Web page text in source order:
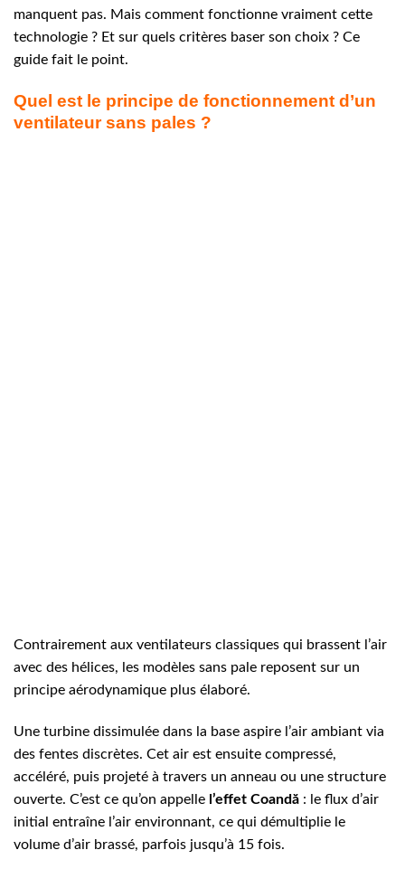
manquent pas. Mais comment fonctionne vraiment cette
technologie ? Et sur quels critères baser son choix ? Ce
guide fait le point.
Quel est le principe de fonctionnement d’un
ventilateur sans pales ?
Contrairement aux ventilateurs classiques qui brassent l’air
avec des hélices, les modèles sans pale reposent sur un
principe aérodynamique plus élaboré.
Une turbine dissimulée dans la base aspire l’air ambiant via
des fentes discrètes. Cet air est ensuite compressé,
accéléré, puis projeté à travers un anneau ou une structure
ouverte. C’est ce qu’on appelle l’effet Coandă : le flux d’air
initial entraîne l’air environnant, ce qui démultiplie le
volume d’air brassé, parfois jusqu’à 15 fois.